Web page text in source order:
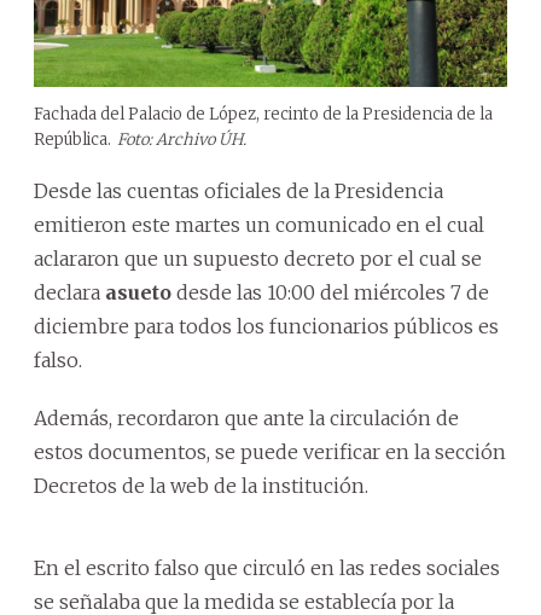
Fachada del Palacio de López, recinto de la Presidencia de la
República. Foto: Archivo ÚH.
Desde las cuentas oficiales de la Presidencia
emitieron este martes un comunicado en el cual
aclararon que un supuesto decreto por el cual se
declara asueto desde las 10:00 del miércoles 7 de
diciembre para todos los funcionarios públicos es
falso.
Además, recordaron que ante la circulación de
estos documentos, se puede verificar en la sección
Decretos de la web de la institución.
En el escrito falso que circuló en las redes sociales
se señalaba que la medida se establecía por la